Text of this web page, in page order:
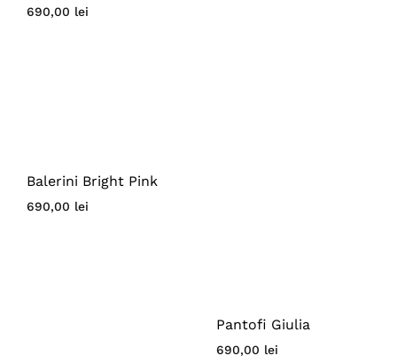
690,00 lei
Balerini Bright Pink
690,00 lei
Pantofi Giulia
690,00 lei